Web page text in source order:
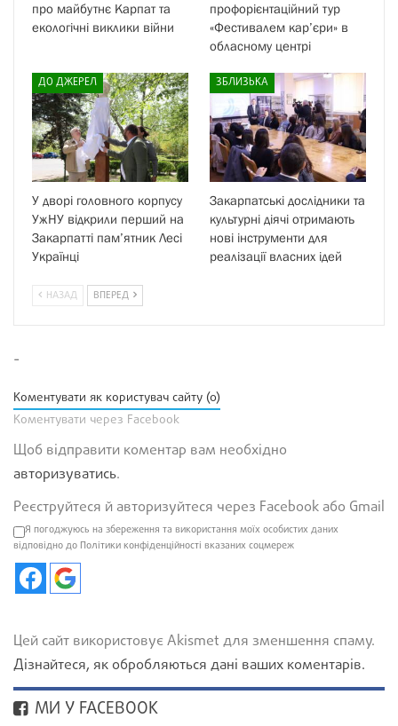
про майбутнє Карпат та
екологічні виклики війни
профорієнтаційний тур
«Фестивалем кар’єри» в
обласному центрі
ДО ДЖЕРЕЛ
У дворі головного корпусу
УжНУ відкрили перший на
Закарпатті пам’ятник Лесі
Українці
ЗБЛИЗЬКА
Закарпатські дослідники та
культурні діячі отримають
нові інструменти для
реалізації власних ідей
НАЗАД ВПЕРЕД
-
Коментувати як користувач сайту (0)
Коментувати через Facebook
Щоб відправити коментар вам необхідно
авторизуватись.
Реєструйтеся й авторизуйтеся через Facebook або Gmail
Я погоджуюсь на збереження та використання моїх особистих даних
відповідно до Політики конфіденційності вказаних соцмереж
Цей сайт використовує Akismet для зменшення спаму.
Дізнайтеся, як обробляються дані ваших коментарів.
МИ У FACEBOOK